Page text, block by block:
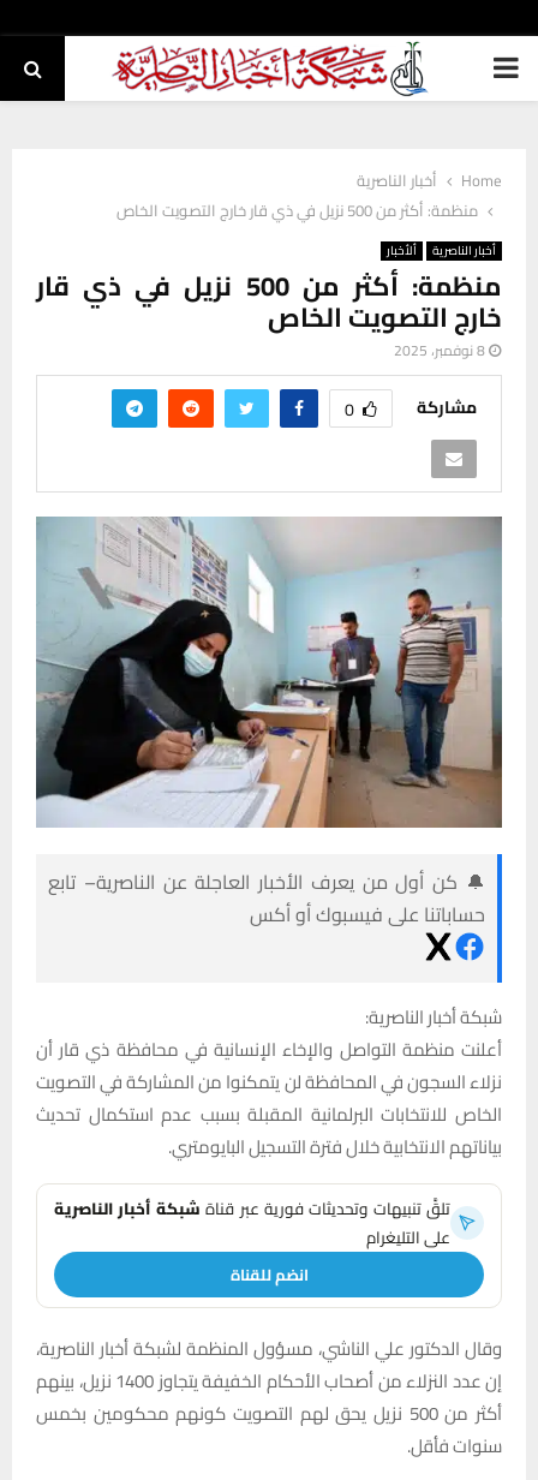
PRIMARY
Home
أخبار الناصرية
منظمة: أكثر من 500 نزيل في ذي قار خارج التصويت الخاص
أخبار الناصرية ألأخبار
منظمة: أكثر من 500 نزيل في ذي قار
خارج التصويت الخاص
8 نوفمبر، 2025
مشاركة 0
🔔 كن أول من يعرف الأخبار العاجلة عن الناصرية– تابع
حساباتنا على فيسبوك أو أكس
شبكة أخبار الناصرية:
أعلنت منظمة التواصل والإخاء الإنسانية في محافظة ذي قار أن
نزلاء السجون في المحافظة لن يتمكنوا من المشاركة في التصويت
الخاص للانتخابات البرلمانية المقبلة بسبب عدم استكمال تحديث
بياناتهم الانتخابية خلال فترة التسجيل البايومتري.
تلقَّ تنبيهات وتحديثات فورية عبر قناةشبكة أخبار الناصرية
على التليغرام
انضم للقناة
وقال الدكتور علي الناشي، مسؤول المنظمة لشبكة أخبار الناصرية،
إن عدد النزلاء من أصحاب الأحكام الخفيفة يتجاوز 1400 نزيل، بينهم
أكثر من 500 نزيل يحق لهم التصويت كونهم محكومين بخمس
سنوات فأقل.